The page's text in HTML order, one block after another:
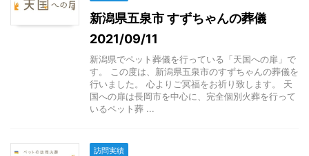
新潟県五泉市 すずちゃんの葬儀
2021/09/11
新潟県でペット葬儀を行っている「天国への扉」で
す。 この度は、新潟県五泉市のすずちゃんの葬儀を
行いました。 心よりご冥福をお祈り致します。 天
国への扉は長岡市を中心に、完全個別火葬を行って
いるペット葬 ...
訪問実績